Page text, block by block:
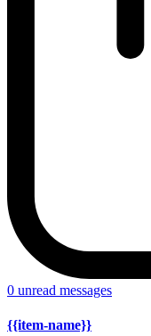
0 unread messages
{{item-name}}